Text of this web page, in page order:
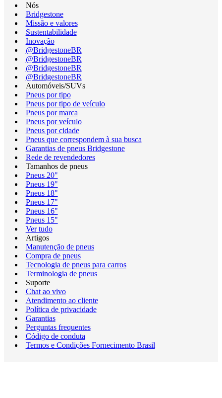
Nós
Bridgestone
Missão e valores
Sustentabilidade
Inovação
@BridgestoneBR
@BridgestoneBR
@BridgestoneBR
@BridgestoneBR
Automóveis/SUVs
Pneus por tipo
Pneus por tipo de veículo
Pneus por marca
Pneus por veículo
Pneus por cidade
Pneus que correspondem à sua busca
Garantias de pneus Bridgestone
Rede de revendedores
Tamanhos de pneus
Pneus 20"
Pneus 19"
Pneus 18"
Pneus 17"
Pneus 16"
Pneus 15"
Ver tudo
Artigos
Manutenção de pneus
Compra de pneus
Tecnologia de pneus para carros
Terminologia de pneus
Suporte
Chat ao vivo
Atendimento ao cliente
Política de privacidade
Garantias
Perguntas frequentes
Código de conduta
Termos e Condições Fornecimento Brasil